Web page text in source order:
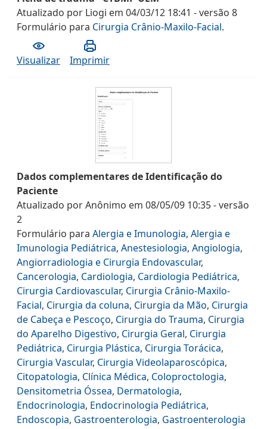
Atualizado por Liogi em 04/03/12 18:41 - versão 8
Formulário para Cirurgia Crânio-Maxilo-Facial.
Visualizar Imprimir
Dados complementares de Identificação do
Paciente
Atualizado porAnônimo em 08/05/09 10:35- versão
2
Formulário para Alergia e Imunologia, Alergia e
Imunologia Pediátrica, Anestesiologia, Angiologia,
Angiorradiologia e Cirurgia Endovascular,
Cancerologia, Cardiologia, Cardiologia Pediátrica,
Cirurgia Cardiovascular, Cirurgia Crânio-Maxilo-
Facial, Cirurgia da coluna, Cirurgia da Mão, Cirurgia
de Cabeça e Pescoço, Cirurgia do Trauma, Cirurgia
do Aparelho Digestivo, Cirurgia Geral, Cirurgia
Pediátrica, Cirurgia Plástica, Cirurgia Torácica,
Cirurgia Vascular, Cirurgia Videolaparoscópica,
Citopatologia, Clínica Médica, Coloproctologia,
Densitometria Óssea, Dermatologia,
Endocrinologia, Endocrinologia Pediátrica,
Endoscopia, Gastroenterologia, Gastroenterologia